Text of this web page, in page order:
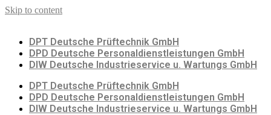
Skip to content
DPT Deutsche Prüftechnik GmbH
DPD Deutsche Personaldienstleistungen GmbH
DIW Deutsche Industrieservice u. Wartungs GmbH
DPT Deutsche Prüftechnik GmbH
DPD Deutsche Personaldienstleistungen GmbH
DIW Deutsche Industrieservice u. Wartungs GmbH